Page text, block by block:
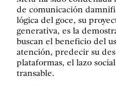
de comunicación
lógica del goce, su
generativa, es la
buscan el beneficio del
atención, predecir su
plataformas, el lazo
transable.